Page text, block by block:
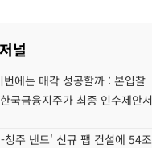
널
에는 매각 성공할까 : 본입찰
국금융지주가 최종 인수제안서
청주 낸드' 신규 팹 건설에 54조